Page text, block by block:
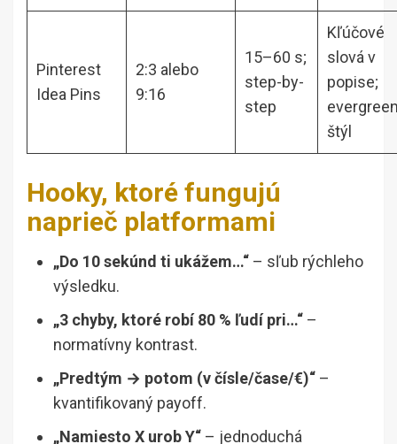
Pinterest
Idea Pins
2:3 alebo
9:16
15–60 s;
step-by-
step
Kľúčové
slová v
popise;
štýl
Hooky, ktoré fungujú
naprieč platformami
„Do 10 sekúnd ti ukážem…“ – sľub rýchleho
výsledku.
„3 chyby, ktoré robí 80 % ľudí pri…“ –
normatívny kontrast.
„Predtým → potom (v čísle/čase/€)“ –
kvantifikovaný payoff.
„Namiesto X urob Y“ – jednoduchá